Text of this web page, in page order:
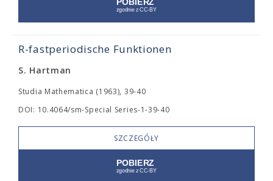
R-fastperiodische Funktionen
S. Hartman
Studia Mathematica (1963), 39-40
DOI: 10.4064/sm-Special Series-1-39-40
SZCZEGÓŁY